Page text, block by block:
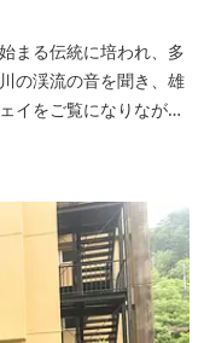
まる伝統に培われ、多
の渓流の音を聞き、雄
イをご覧になりながら
昭
タイプ）はレトロクラ